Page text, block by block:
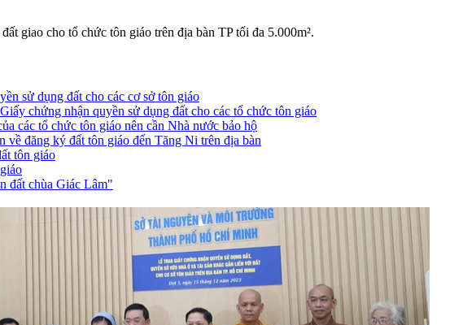
giao cho tổ chức tôn giáo trên địa bàn TP tối đa 5.000m².
sử dụng đất cho các cơ sở tôn giáo
chứng nhận quyền sử dụng đất cho các tổ chức tôn giáo
các tổ chức tôn giáo nên cần Nhà nước bảo hộ
đăng ký đất tôn giáo đến Tăng Ni trên địa bàn
tôn giáo
đất chùa Giác Lâm"